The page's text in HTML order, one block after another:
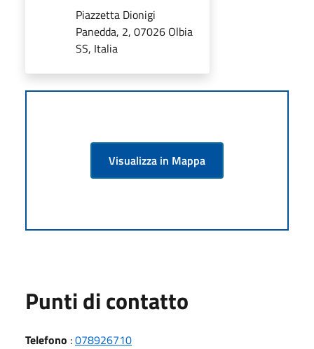
Piazzetta Dionigi
Panedda, 2, 07026 Olbia
SS, Italia
Visualizza in Mappa
Punti di contatto
Telefono :078926710